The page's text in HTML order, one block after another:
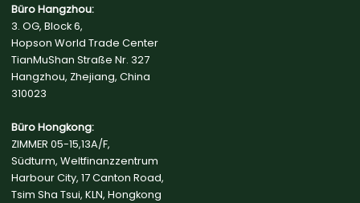
Büro Hangzhou:
3. OG, Block 6,
Hopson World Trade Center
TianMuShan Straße Nr. 327
Hangzhou, Zhejiang, China
310023
Büro Hongkong:
ZIMMER 05-15,13A/F,
Südturm, Weltfinanzzentrum
Harbour City, 17 Canton Road,
Tsim Sha Tsui, KLN, Hongkong